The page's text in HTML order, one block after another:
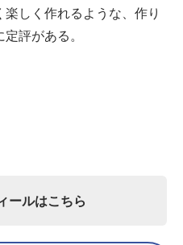
しく作れるような、作り
評がある。
ールはこちら